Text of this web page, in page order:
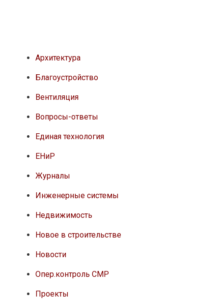
Архитектура
Благоустройство
Вентиляция
Вопросы-ответы
Единая технология
ЕНиР
Журналы
Инженерные системы
Недвижимость
Новое в строительстве
Новости
Опер.контроль СМР
Проекты